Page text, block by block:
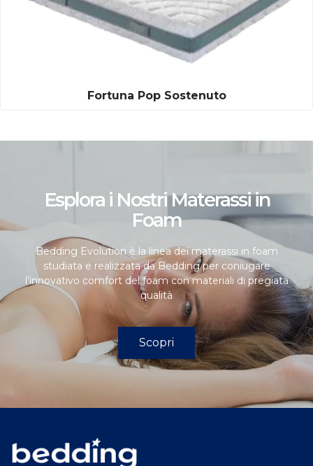
Fortuna Pop Sostenuto
Esplora i Nostri Materassi in
Foam
Bedding Evolution è la linea dei materassi in foam
studiata e realizzata da Bedding per coniugare
l’innovativo comfort del foam con materiali di pregiata
qualità
Scopri